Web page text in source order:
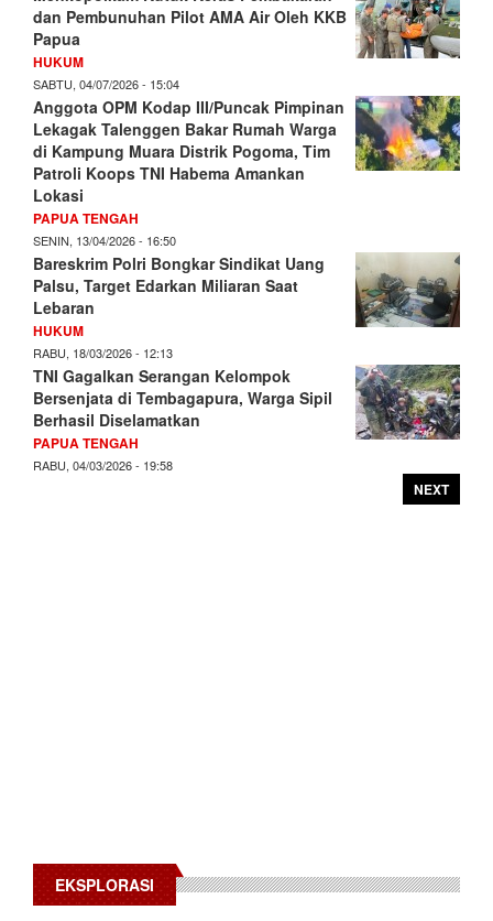
dan Pembunuhan Pilot AMA Air Oleh KKB
Papua
HUKUM
SABTU, 04/07/2026 - 15:04
Anggota OPM Kodap III/Puncak Pimpinan
Lekagak Talenggen Bakar Rumah Warga
di Kampung Muara Distrik Pogoma, Tim
Patroli Koops TNI Habema Amankan
Lokasi
PAPUA TENGAH
SENIN, 13/04/2026 - 16:50
Bareskrim Polri Bongkar Sindikat Uang
Palsu, Target Edarkan Miliaran Saat
Lebaran
HUKUM
RABU, 18/03/2026 - 12:13
TNI Gagalkan Serangan Kelompok
Bersenjata di Tembagapura, Warga Sipil
Berhasil Diselamatkan
PAPUA TENGAH
RABU, 04/03/2026 - 19:58
NEXT
EKSPLORASI